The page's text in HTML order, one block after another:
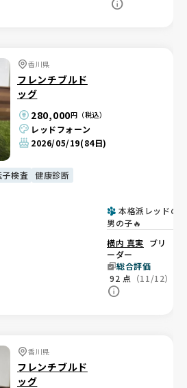
香川県
フレンチブルド
ッグ
280,000円（税込）
レッドフォーン
2026/05/19(84日)
子検査
健康診断
本格派レッドの
男の子🔥
横内 真実 ブリ
ーダー
総合評価
92 点 （11/12）
香川県
フレンチブルド
ッグ